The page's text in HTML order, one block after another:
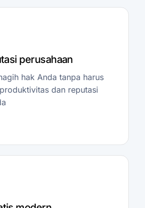
perusahaan
hak Anda tanpa harus
dan reputasi